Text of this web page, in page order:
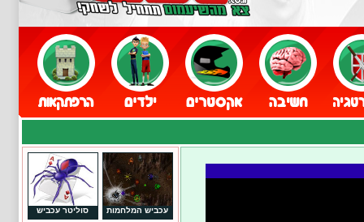
עכביש המלחמות סוליטר עכביש